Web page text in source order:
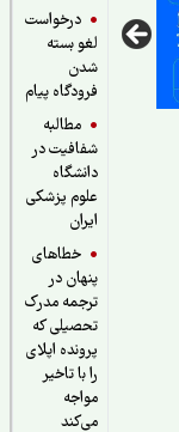
درخواست
لغو بسته
فرودگاه پیام
مطالبه
شفافیت در
دانشگاه
علوم پزشکی
خطاهای
پنهان در
ترجمه مدرک
تحصیلی که
پرونده اپلای
را با تاخیر